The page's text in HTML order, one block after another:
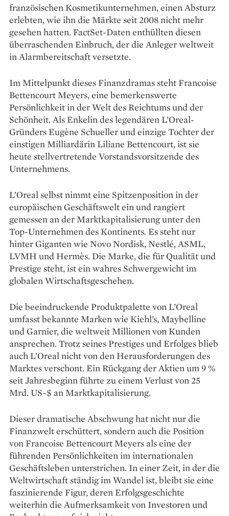
französischen Kosmetikunternehmen, einen Absturz
erlebten, wie ihn die Märkte seit 2008 nicht mehr
gesehen hatten. FactSet-Daten enthüllten diesen
überraschenden Einbruch, der die Anleger weltweit
in Alarmbereitschaft versetzte.
Im Mittelpunkt dieses Finanzdramas steht Francoise
Bettencourt Meyers, eine bemerkenswerte
Persönlichkeit in der Welt des Reichtums und der
Schönheit. Als Enkelin des legendären L’Oreal-
Gründers Eugène Schueller und einzige Tochter der
einstigen Milliardärin Liliane Bettencourt, ist sie
heute stellvertretende Vorstandsvorsitzende des
Unternehmens.
L’Oreal selbst nimmt eine Spitzenposition in der
europäischen Geschäftswelt ein und rangiert
gemessen an der Marktkapitalisierung unter den
Top-Unternehmen des Kontinents. Es steht nur
hinter Giganten wie Novo Nordisk, Nestlé, ASML,
LVMH und Hermès. Die Marke, die für Qualität und
Prestige steht, ist ein wahres Schwergewicht im
globalen Wirtschaftsgeschehen.
Die beeindruckende Produktpalette von L’Oreal
umfasst bekannte Marken wie Kiehl’s, Maybelline
und Garnier, die weltweit Millionen von Kunden
ansprechen. Trotz seines Prestiges und Erfolges blieb
auch L’Oreal nicht von den Herausforderungen des
Marktes verschont. Ein Rückgang der Aktien um 9 %
seit Jahresbeginn führte zu einem Verlust von 25
Mrd. US-$ an Marktkapitalisierung.
Dieser dramatische Abschwung hat nicht nur die
Finanzwelt erschüttert, sondern auch die Position
von Francoise Bettencourt Meyers als eine der
führenden Persönlichkeiten im internationalen
Geschäftsleben unterstrichen. In einer Zeit, in der die
Weltwirtschaft ständig im Wandel ist, bleibt sie eine
faszinierende Figur, deren Erfolgsgeschichte
weiterhin die Aufmerksamkeit von Investoren und